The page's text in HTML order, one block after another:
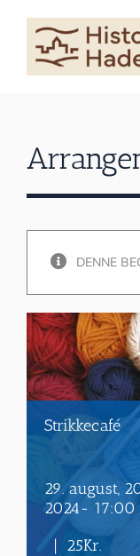
content
DENNE
Strikkecafé
29. august,
2024- 17:00
| 25Kr.